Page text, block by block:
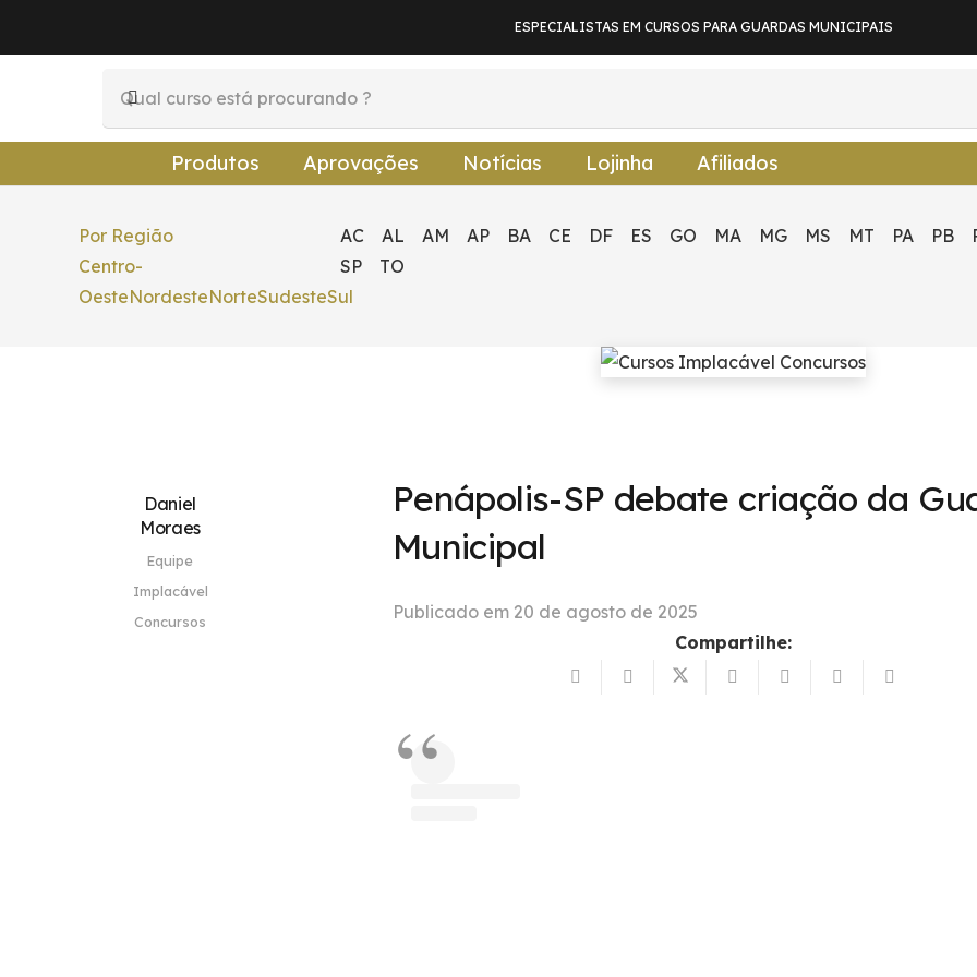
ESPECIALISTAS EM CURSOS PARA GUARDAS MUNICIPAIS
Produtos Aprovações Notícias Lojinha Afiliados
Por Região
Centro-
OesteNordesteNorteSudesteSul
AC AL AM AP BA CE DF ES GO MA MG MS MT PA PB
SP
TO
Daniel
Moraes
Equipe
Implacável
Concursos
Penápolis-SP debate criação da
Municipal
Publicado em 20 de agosto de 2025
Compartilhe: